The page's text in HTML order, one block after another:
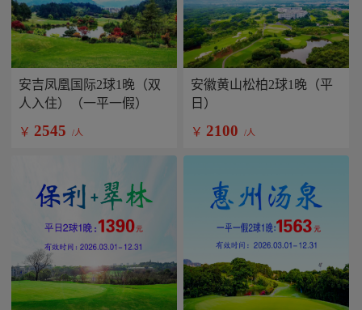
安吉凤凰国际2球1晚（双
人入住）（一平一假）
￥ 2545 /人
安徽黄山松柏2球1晚（平
日）
￥ 2100 /人